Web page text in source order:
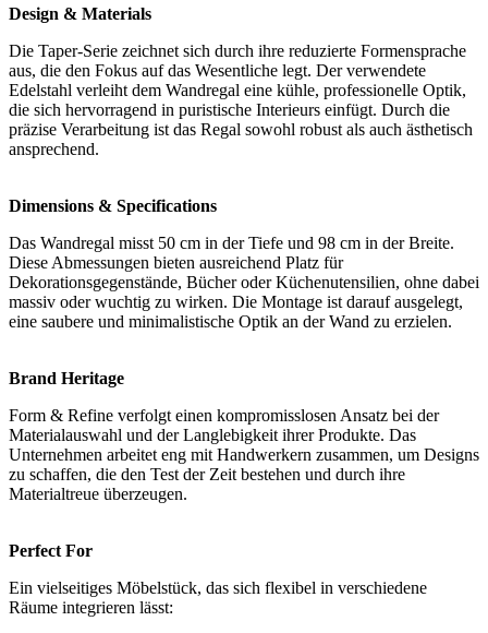
Design & Materials
Die Taper-Serie zeichnet sich durch ihre reduzierte Formensprache
aus, die den Fokus auf das Wesentliche legt. Der verwendete
Edelstahl verleiht dem Wandregal eine kühle, professionelle Optik,
die sich hervorragend in puristische Interieurs einfügt. Durch die
präzise Verarbeitung ist das Regal sowohl robust als auch ästhetisch
ansprechend.
Dimensions & Specifications
Das Wandregal misst 50 cm in der Tiefe und 98 cm in der Breite.
Diese Abmessungen bieten ausreichend Platz für
Dekorationsgegenstände, Bücher oder Küchenutensilien, ohne dabei
massiv oder wuchtig zu wirken. Die Montage ist darauf ausgelegt,
eine saubere und minimalistische Optik an der Wand zu erzielen.
Brand Heritage
Form & Refine verfolgt einen kompromisslosen Ansatz bei der
Materialauswahl und der Langlebigkeit ihrer Produkte. Das
Unternehmen arbeitet eng mit Handwerkern zusammen, um Designs
zu schaffen, die den Test der Zeit bestehen und durch ihre
Materialtreue überzeugen.
Perfect For
Ein vielseitiges Möbelstück, das sich flexibel in verschiedene
Räume integrieren lässt: